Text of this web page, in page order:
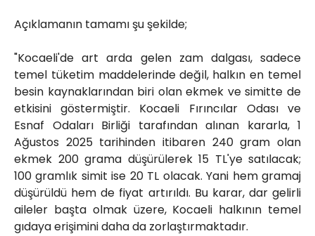
Açıklamanın tamamı şu şekilde;
"Kocaeli'de art arda gelen zam dalgası, sadece
temel tüketim maddelerinde değil, halkın en temel
besin kaynaklarından biri olan ekmek ve simitte de
etkisini göstermiştir. Kocaeli Fırıncılar Odası ve
Esnaf Odaları Birliği tarafından alınan kararla, 1
Ağustos 2025 tarihinden itibaren 240 gram olan
ekmek 200 grama düşürülerek 15 TL'ye satılacak;
100 gramlık simit ise 20 TL olacak. Yani hem gramaj
düşürüldü hem de fiyat artırıldı. Bu karar, dar gelirli
aileler başta olmak üzere, Kocaeli halkının temel
gıdaya erişimini daha da zorlaştırmaktadır.